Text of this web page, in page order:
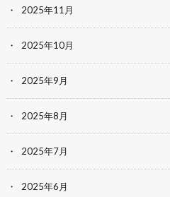
2025年11月
2025年10月
2025年9月
2025年8月
2025年7月
2025年6月